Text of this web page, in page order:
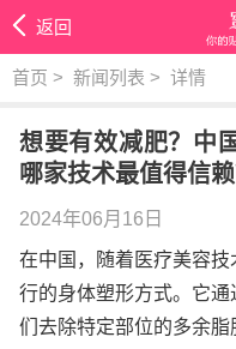
返回
首页 > 新闻列表 > 详情
想要有效减肥？中
哪家技术最值得信赖
2024年06月16日
在中国，随着医疗美容
行的身体塑形方式。它
们去除特定部位的多余